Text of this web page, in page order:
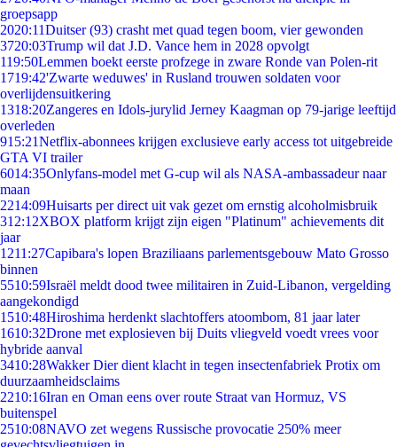
groepsapp
2020:11Duitser (93) crasht met quad tegen boom, vier gewonden
3720:03Trump wil dat J.D. Vance hem in 2028 opvolgt
119:50Lemmen boekt eerste profzege in zware Ronde van Polen-rit
1719:42'Zwarte weduwes' in Rusland trouwen soldaten voor
overlijdensuitkering
1318:20Zangeres en Idols-jurylid Jerney Kaagman op 79-jarige leeftijd
overleden
915:21Netflix-abonnees krijgen exclusieve early access tot uitgebreide
GTA VI trailer
6014:35Onlyfans-model met G-cup wil als NASA-ambassadeur naar
maan
2214:09Huisarts per direct uit vak gezet om ernstig alcoholmisbruik
312:12XBOX platform krijgt zijn eigen "Platinum" achievements dit
jaar
1211:27Capibara's lopen Braziliaans parlementsgebouw Mato Grosso
binnen
5510:59Israël meldt dood twee militairen in Zuid-Libanon, vergelding
aangekondigd
1510:48Hiroshima herdenkt slachtoffers atoombom, 81 jaar later
1610:32Drone met explosieven bij Duits vliegveld voedt vrees voor
hybride aanval
3410:28Wakker Dier dient klacht in tegen insectenfabriek Protix om
duurzaamheidsclaims
2210:16Iran en Oman eens over route Straat van Hormuz, VS
buitenspel
2510:08NAVO zet wegens Russische provocatie 250% meer